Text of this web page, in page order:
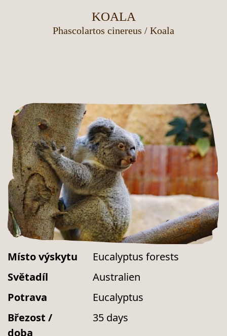
KOALA
Phascolartos cinereus / Koala
Místo výskytu
Eucalyptus forests
Světadíl
Australien
Potrava
Eucalyptus
Březost /
doba
35 days